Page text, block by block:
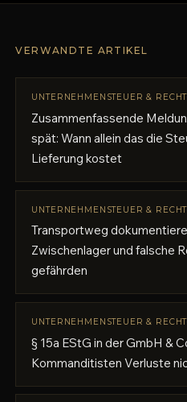
VERWANDTE ARTIKEL
UNTERNEHMENSTEUER &
Zusammenfassende
spät: Wann allein das die
Lieferung kostet
UNTERNEHMENSTEUER &
Transportweg
Zwischenlager und falsche
gefährden
UNTERNEHMENSTEUER &
§ 15a EStG in der GmbH &
Kommanditisten Verluste